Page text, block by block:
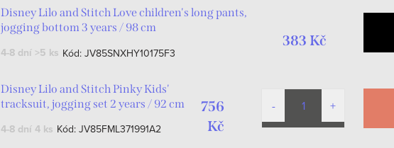
Disney Lilo and Stitch Love children's long pants,
jogging bottom 3 years / 98 cm
4-8 dní >5 ks Kód: JV85SNXHY10175F3
383 Kč
Disney Lilo and Stitch Pinky Kids'
tracksuit, jogging set 2 years / 92 cm
4-8 dní 4 ks Kód: JV85FML371991A2
756
Kč